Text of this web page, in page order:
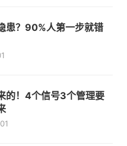
患？90%人第一步就错
的！4个信号3个管理要